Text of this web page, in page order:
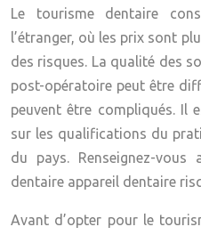
Le tourisme dentaire
l’étranger, où les prix sont
des risques. La qualité des
post-opératoire peut être
peuvent être compliqués. Il
sur les qualifications du
du pays. Renseignez-
dentaire appareil dentaire
Avant d’opter pour le